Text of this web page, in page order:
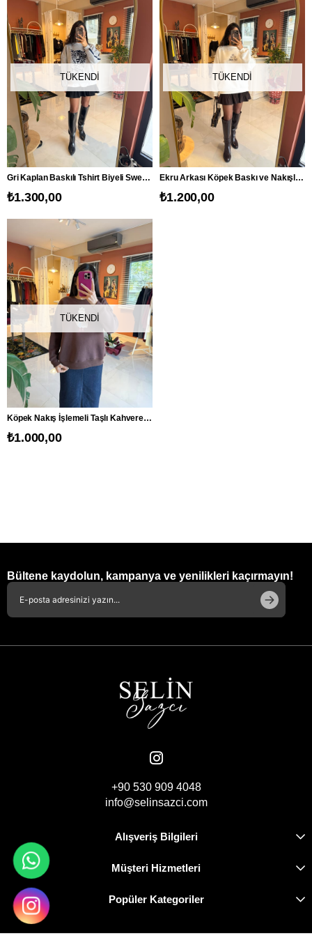
TÜKENDI
Gri Kaplan Baskılı Tshirt Biyeli Sweatshirt
₺1.300,00
TÜKENDI
Ekru Arkası Köpek Baskı ve Nakışlı Sweatshirt
₺1.200,00
TÜKENDI
Köpek Nakış İşlemeli Taşlı Kahverengi Sweatshirt
₺1.000,00
Bültene kaydolun, kampanya ve yenilikleri kaçırmayın!
+90 530 909 4048
info@selinsazci.com
Alışveriş Bilgileri
Müşteri Hizmetleri
Popüler Kategoriler